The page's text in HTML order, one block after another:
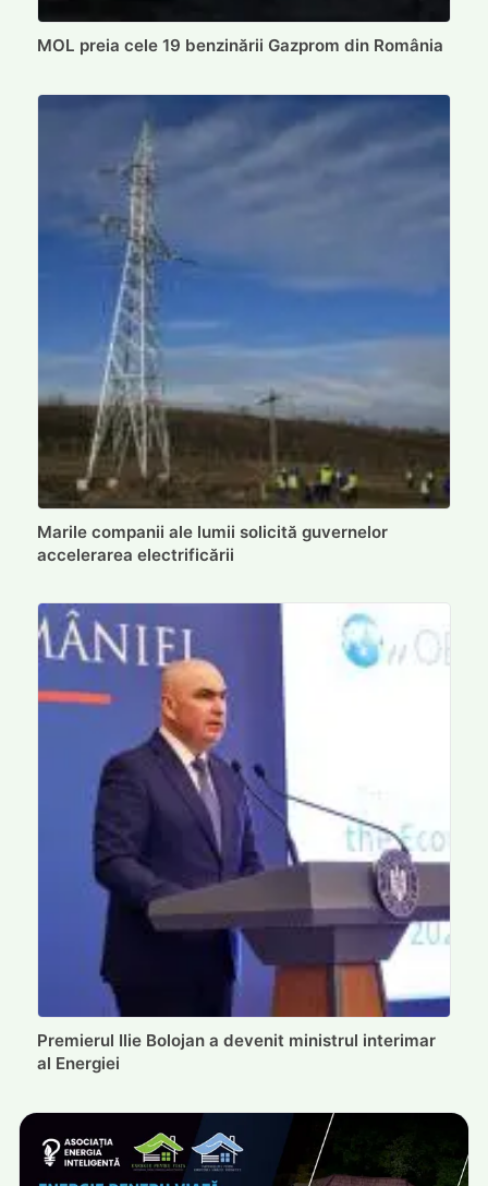
MOL preia cele 19 benzinării Gazprom din România
Marile companii ale lumii solicită guvernelor
accelerarea electrificării
Premierul Ilie Bolojan a devenit ministrul interimar
al Energiei